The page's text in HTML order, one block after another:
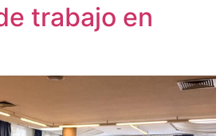
trabajo en